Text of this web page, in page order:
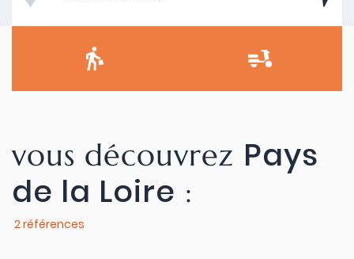
vous découvrez Pays
de la Loire :
2 références